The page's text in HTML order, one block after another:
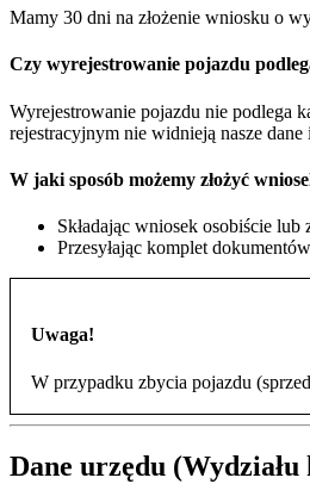
Mamy 30 dni na złożenie wniosku o
Czy wyrejestrowanie pojazdu
Wyrejestrowanie pojazdu nie podlega
rejestracyjnym nie widnieją nasze
W jaki sposób możemy złożyć
Składając wniosek osobiście
Przesyłając komplet
Uwaga!
W przypadku zbycia pojazdu
Dane urzędu